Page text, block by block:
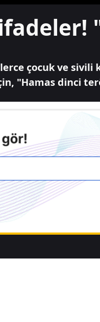
çocuk ve
"Hamas dinci